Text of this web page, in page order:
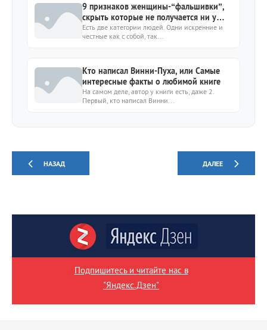
9 признаков женщины-“фальшивки”,
скрыть которые не получается ни у
кого
Есть две категории людей. Одни искренние и
честные как с собой, так...
Кто написал Винни-Пуха, или Самые
интересные факты о любимой книге
На самом деле, автор у книги есть, даже 2.
Первый, кто написал Винни...
НАЗАД ДАЛЕЕ
Подпишитесь и читайте нас в
"Яндекс.Дзен"